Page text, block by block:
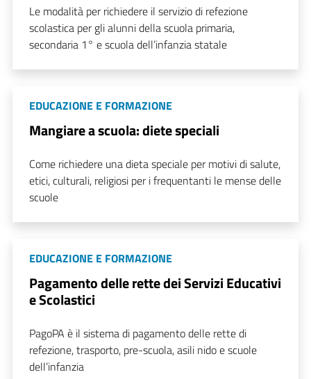
Le modalità per richiedere il servizio di refezione
scolastica per gli alunni della scuola primaria,
secondaria 1° e scuola dell’infanzia statale
EDUCAZIONE E FORMAZIONE
Mangiare a scuola: diete speciali
Come richiedere una dieta speciale per motivi di salute,
etici, culturali, religiosi per i frequentanti le mense delle
scuole
EDUCAZIONE E FORMAZIONE
Pagamento delle rette dei Servizi Educativi
e Scolastici
PagoPA è il sistema di pagamento delle rette di
refezione, trasporto, pre-scuola, asili nido e scuole
dell’infanzia